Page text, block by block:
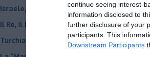
continue seeing interest-
information disclosed to
further disclosure of your
participants. This
Downstream Participants
Israele, deciderà il borsone della spesa
Il Re, il Primo Ministro, il Sindaco e la
Turchia al voto, Erdogan in bilico